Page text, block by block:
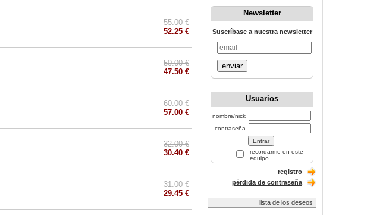
55.00 €
52.25 €
50.00 €
47.50 €
60.00 €
57.00 €
32.00 €
30.40 €
31.00 €
29.45 €
Newsletter
Suscríbase a nuestra newsletter
enviar
Usuarios
nombre/nick
contraseña
recordarme en este
equipo
registro
pérdida de contraseña
lista de los deseos